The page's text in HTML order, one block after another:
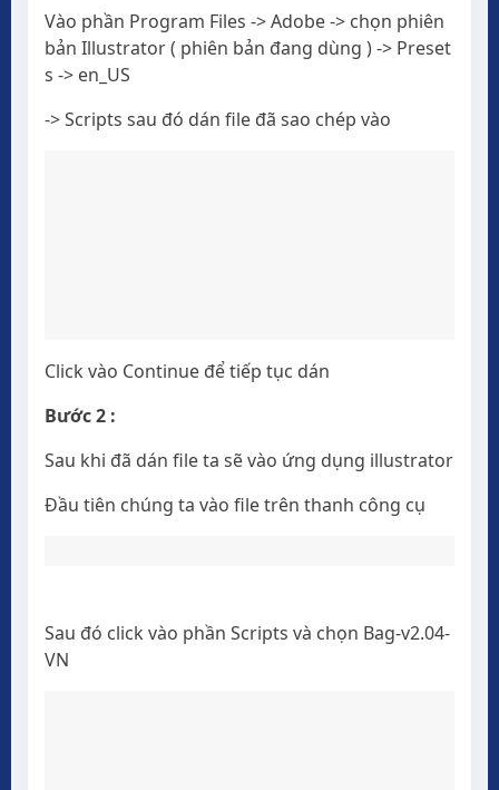
Vào phần Program Files -> Adobe -> chọn phiên
bản Illustrator ( phiên bản đang dùng ) -> Preset
s -> en_US
-> Scripts sau đó dán file đã sao chép vào
Click vào Continue để tiếp tục dán
Bước 2 :
Sau khi đã dán file ta sẽ vào ứng dụng illustrator
Đầu tiên chúng ta vào file trên thanh công cụ
Sau đó click vào phần Scripts và chọn Bag-v2.04-
VN